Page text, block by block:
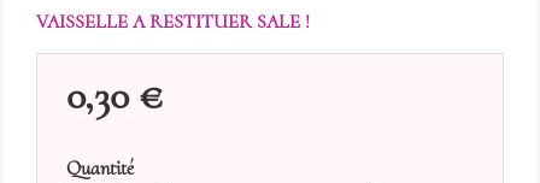
VAISSELLE A RESTITUER SALE !
0,30 €
Quantité